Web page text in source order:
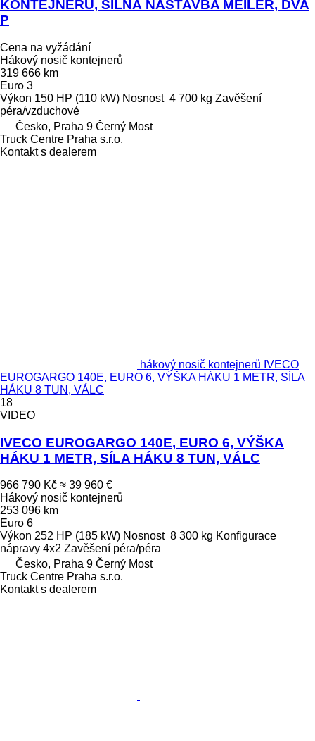
KONTEJNERŮ, SILNÁ NÁSTAVBA MEILER, DVA
P
Cena na vyžádání
Hákový nosič kontejnerů
319 666 km
Euro 3
Výkon 150 HP (110 kW) Nosnost 4 700 kg Zavěšení
péra/vzduchové
Česko, Praha 9 Černý Most
Truck Centre Praha s.r.o.
Kontakt s dealerem
hákový nosič kontejnerů IVECO
EUROGARGO 140E, EURO 6, VÝŠKA HÁKU 1 METR, SÍLA
HÁKU 8 TUN, VÁLC
18
VIDEO
IVECO EUROGARGO 140E, EURO 6, VÝŠKA
HÁKU 1 METR, SÍLA HÁKU 8 TUN, VÁLC
966 790 Kč ≈ 39 960 €
Hákový nosič kontejnerů
253 096 km
Euro 6
Výkon 252 HP (185 kW) Nosnost 8 300 kg Konfigurace
nápravy 4x2 Zavěšení péra/péra
Česko, Praha 9 Černý Most
Truck Centre Praha s.r.o.
Kontakt s dealerem